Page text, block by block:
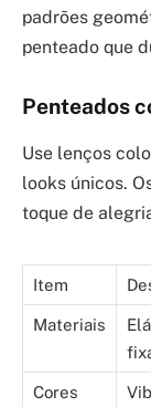
padrões
penteado que
Penteados
Use lenços
looks únicos.
toque de
Item
Materiais
Cores